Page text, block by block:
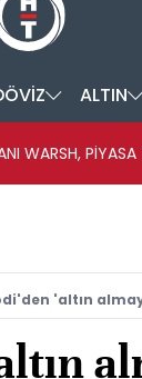
ALTIN
WARSH,
'altın